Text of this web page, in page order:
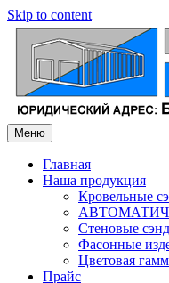
Skip to content
Меню
Главная
Наша продукция
Кровельные
Стеновые
Фасонные
Цветовая
Прайс